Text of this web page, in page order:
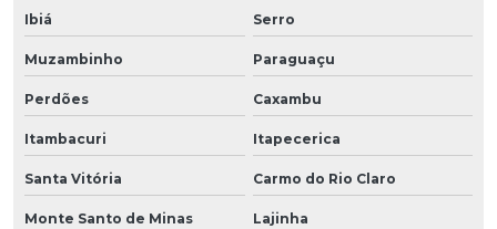
Ibiá Serro
Muzambinho Paraguaçu
Perdões Caxambu
Itambacuri Itapecerica
Santa Vitória Carmo do Rio Claro
Monte Santo de Minas Lajinha